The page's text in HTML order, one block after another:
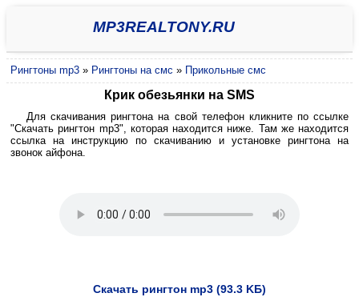
MP3REALTONY.RU
Рингтоны mp3 » Рингтоны на смс » Прикольные смс
Крик обезьянки на SMS
Для скачивания рингтона на свой телефон кликните по ссылке
"Скачать рингтон mp3", которая находится ниже. Там же находится
ссылка на инструкцию по скачиванию и установке рингтона на
звонок айфона.
Скачать рингтон mp3 (93.3 KБ)